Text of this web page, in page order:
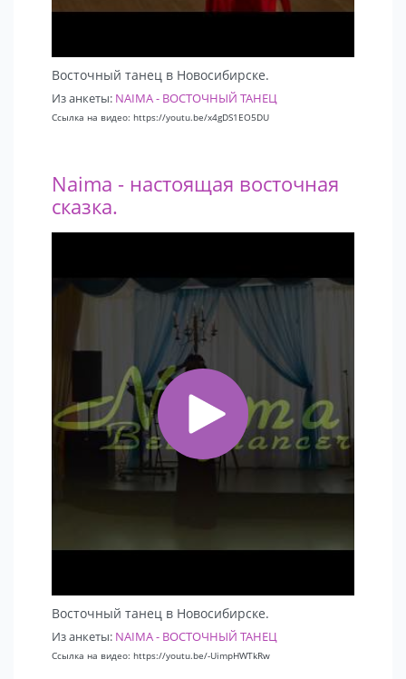
Восточный танец в Новосибирске.
Из анкеты: NAIMA - ВОСТОЧНЫЙ ТАНЕЦ
Ссылка на видео: https://youtu.be/x4gDS1EO5DU
Naima - настоящая восточная
сказка.
Восточный танец в Новосибирске.
Из анкеты: NAIMA - ВОСТОЧНЫЙ ТАНЕЦ
Ссылка на видео: https://youtu.be/-UimpHWTkRw